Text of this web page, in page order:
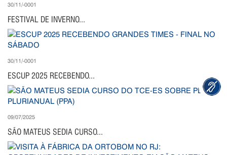
30/11/-0001
FESTIVAL DE INVERNO...
30/11/-0001
ESCUP 2025 RECEBENDO...
09/07/2025
SÃO MATEUS SEDIA CURSO...